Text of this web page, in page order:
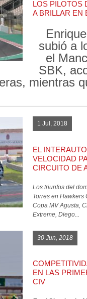
LOS PILOTOS
A BRILLAR EN
subió a
el
SBK,
mientras
1 Jul, 2018
EL
VELOCIDAD
CIRCUITO DE
Los triunfos del
Torres en Hawkers
Copa MV Agusta,
Extreme, Diego...
30 Jun, 2018
EN LAS
CIV